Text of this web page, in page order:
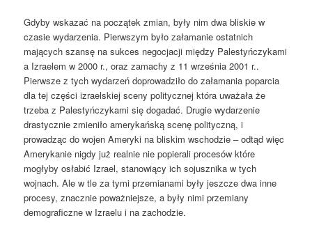
Gdyby wskazać na początek zmian, były nim dwa bliskie w
czasie wydarzenia. Pierwszym było załamanie ostatnich
mających szansę na sukces negocjacji między Palestyńczykami
a Izraelem w 2000 r., oraz zamachy z 11 września 2001 r..
Pierwsze z tych wydarzeń doprowadziło do załamania poparcia
dla tej części izraelskiej sceny politycznej która uważała że
trzeba z Palestyńczykami się dogadać. Drugie wydarzenie
drastycznie zmieniło amerykańską scenę polityczną, i
prowadząc do wojen Ameryki na bliskim wschodzie – odtąd więc
Amerykanie nigdy już realnie nie popierali procesów które
mogłyby osłabić Izrael, stanowiący ich sojusznika w tych
wojnach. Ale w tle za tymi przemianami były jeszcze dwa inne
procesy, znacznie poważniejsze, a były nimi przemiany
demograficzne w Izraelu i na zachodzie.